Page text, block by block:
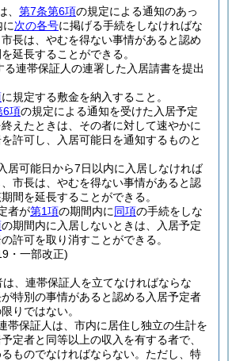
、 第7条第6項の規定による通知のあっ
次の各号に掲げる手続をしなければな
長は、やむを得ない事情があると認め
延長することができる。
る連帯保証人の連署した入居請書を提出
に規定する敷金を納入すること。
6項の規定による通知を受けた入居予定
えたときは、その者に対して速やかに
許可し、入居可能日を通知するものと
居可能日から7日以内に入居しなければ
市長は、やむを得ない事情があると認
間を延長することができる。
者が第1項の期間内に同項の手続をしな
の期間内に入居しないときは、入居予定
許可を取り消すことができる。
・一部改正)
は、連帯保証人を立てなければならな
特別の事情があると認める入居予定者
りではない。
帯保証人は、市内に居住し独立の生計を
定者と同等以上の収入を有する者で、
ものでなければならない。 ただし、特